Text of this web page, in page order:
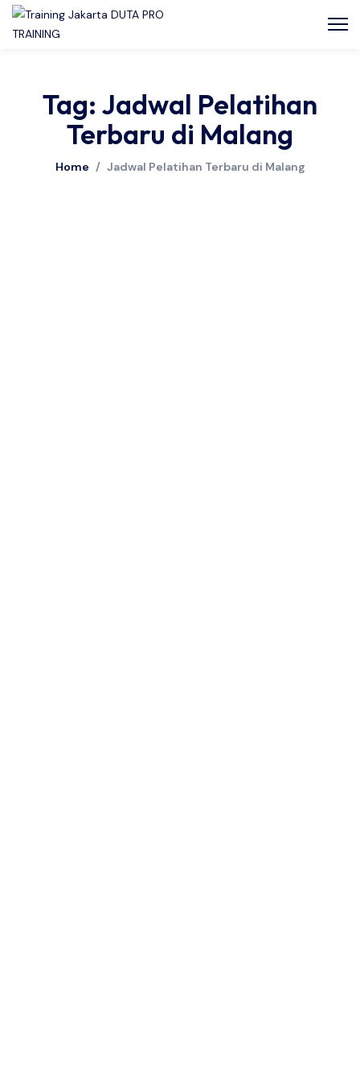
Tag: Jadwal Pelatihan
Terbaru di Malang
Home / Jadwal Pelatihan Terbaru di Malang